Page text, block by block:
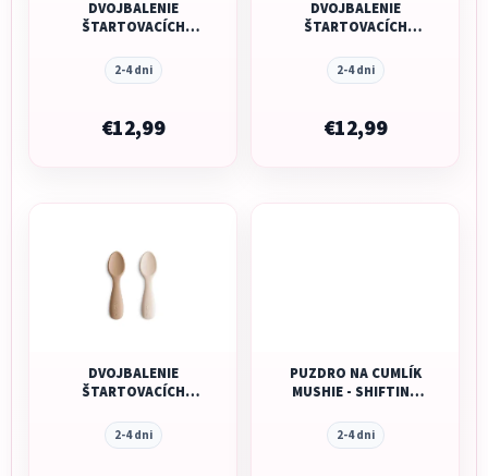
DVOJBALENIE
ŠTARTOVACÍCH
BATOĽATÁ MUSHIE -
BLUSH/ SHIFTING
2-4 dni
€12,99
DVOJBALENIE
ŠTARTOVACÍCH
BATOĽATÁ MUSHIE -
CAMBRIDGE BLUE/
2-4 dni
€12,99
DVOJBALENIE
ŠTARTOVACÍCH
BATOĽATÁ MUSHIE -
NATURAL/ SHIFTING
2-4 dni
PUZDRO NA CUMLÍK
MUSHIE - SHIFTING
2-4 dni